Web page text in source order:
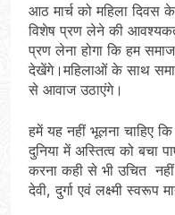
आठ मार्च को महिला
विशेष प्रण लेने की
प्रण लेना होगा कि हम
देखेंगे।महिलाओं के साथ
से आवाज उठाएंगे।
हमें यह नहीं भूलना चाहिए कि
दुनिया में अस्तित्व को बचा
करना कही से भी उचित
देवी, दुर्गा एवं लक्ष्मी स्वरूप